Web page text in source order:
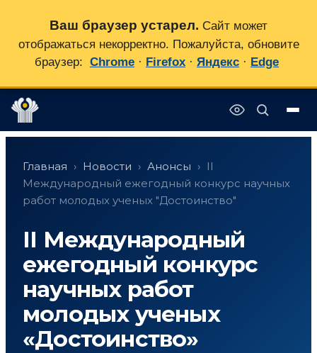
содержимому
Главная › Новости › Анонсы › II
Международный ежегодный конкурс научных
работ молодых ученых "Достоинство"
II Международный
ежегодный конкурс
научных работ
молодых ученых
«Достоинство»
Ваш браузер устарел. Сайт может
отображаться некорректно. Пожалуйста, обновите
браузер: Chrome · Firefox · Яндекс · Edge